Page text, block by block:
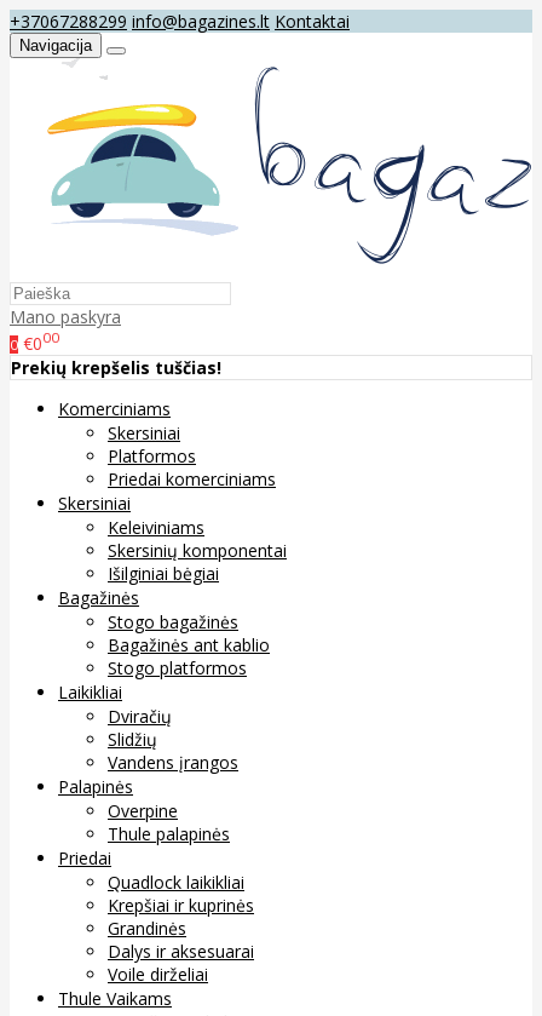
+37067288299 info@bagazines.lt Kontaktai
Navigacija
Mano paskyra
0 €000
Prekių krepšelis tuščias!
Komerciniams
Skersiniai
Platformos
Priedai komerciniams
Skersiniai
Keleiviniams
Skersinių komponentai
Išilginiai bėgiai
Bagažinės
Stogo bagažinės
Bagažinės ant kablio
Stogo platformos
Laikikliai
Dviračių
Slidžių
Vandens įrangos
Palapinės
Overpine
Thule palapinės
Priedai
Quadlock laikikliai
Krepšiai ir kuprinės
Grandinės
Dalys ir aksesuarai
Voile dirželiai
Thule Vaikams